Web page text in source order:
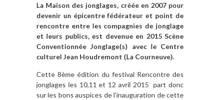
La Maison des jonglages, créée en 2007 pour
devenir un épicentre fédérateur et point de
rencontre entre les compagnies de jonglage
et leurs publics, est devenue en 2015 Scène
Conventionnée Jonglage(s) avec le Centre
culturel Jean Houdremont (La Courneuve).
Cette 8ème édition du festival Rencontre des
jonglages les 10,11 et 12 avril 2015 part donc
sur les bons auspices de l’inauguration de cette